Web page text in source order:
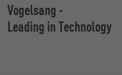
Vogelsang -
Leading in Technology